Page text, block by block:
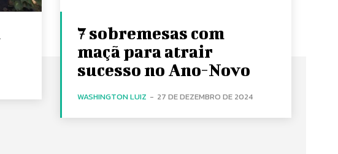
7 sobremesas com
maçã para atrair
sucesso no Ano-Novo
WASHINGTON LUIZ - 27 DE DEZEMBRO DE 2024